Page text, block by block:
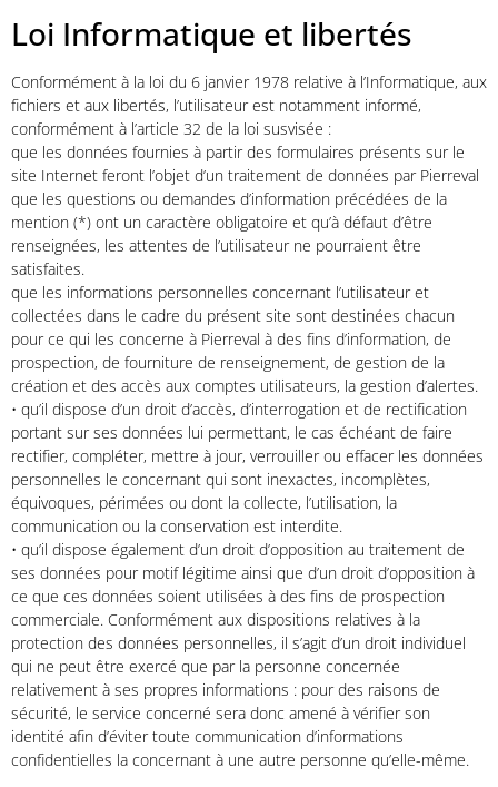
Loi Informatique et libertés
Conformément à la loi du 6 janvier 1978 relative à l’Informatique, aux
fichiers et aux libertés, l’utilisateur est notamment informé,
conformément à l’article 32 de la loi susvisée :
que les données fournies à partir des formulaires présents sur le
site Internet feront l’objet d’un traitement de données par Pierreval
que les questions ou demandes d’information précédées de la
mention (*) ont un caractère obligatoire et qu’à défaut d’être
renseignées, les attentes de l’utilisateur ne pourraient être
satisfaites.
que les informations personnelles concernant l’utilisateur et
collectées dans le cadre du présent site sont destinées chacun
pour ce qui les concerne à Pierreval à des fins d’information, de
prospection, de fourniture de renseignement, de gestion de la
création et des accès aux comptes utilisateurs, la gestion d’alertes.
• qu’il dispose d’un droit d’accès, d’interrogation et de rectification
portant sur ses données lui permettant, le cas échéant de faire
rectifier, compléter, mettre à jour, verrouiller ou effacer les données
personnelles le concernant qui sont inexactes, incomplètes,
équivoques, périmées ou dont la collecte, l’utilisation, la
communication ou la conservation est interdite.
• qu’il dispose également d’un droit d’opposition au traitement de
ses données pour motif légitime ainsi que d’un droit d’opposition à
ce que ces données soient utilisées à des fins de prospection
commerciale. Conformément aux dispositions relatives à la
protection des données personnelles, il s’agit d’un droit individuel
qui ne peut être exercé que par la personne concernée
relativement à ses propres informations : pour des raisons de
sécurité, le service concerné sera donc amené à vérifier son
identité afin d’éviter toute communication d’informations
confidentielles la concernant à une autre personne qu’elle-même.